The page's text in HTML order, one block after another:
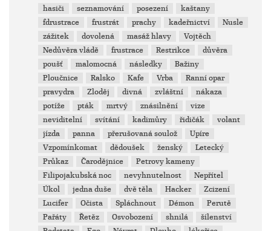
hasiči
seznamování posezení
kaštany
fdrustrace
frustrát prachy kadeřnictví
Nusle
zážitek
dovolená masáž hlavy
Vojtěch
Nedůvěra vládě
frustrace Restrikce
důvěra
poušť
malomocná následky
Bažiny
Ploučnice
Ralsko Kafe Vrba
Ranní opar
pravydra
Zloděj divná zvláštní
nákaza
potíže
pták mrtvý znásilnění
vize
neviditelní
svítání kadimůry řidičák
volant
jízda
panna přerušovaná soulož
Upíre
Vzpomínkomat
dědoušek ženský
Letecký
Průkaz
Čarodějnice
Petrovy kameny
Filipojakubská noc
nevyhnutelnost
Nepřítel
Úkol
jedna duše dvě těla Hacker
Zcizení
Lucifer
Očista Spláchnout Démon
Perutě
Pařáty
Řetěz Osvobození shnilá
šílenství